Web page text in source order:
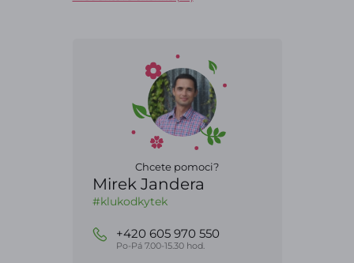
Chcete pomoci?
Mirek Jandera
#klukodkytek
+420 605 970 550
Po-Pá 7.00-15.30 hod.